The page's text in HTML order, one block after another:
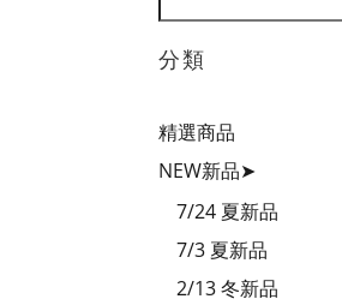
分類
精選商品
NEW新品➤
7/24 夏新品
7/3 夏新品
2/13 冬新品